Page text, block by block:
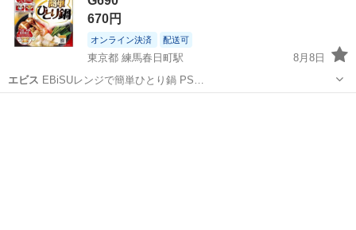
670円
オンライン決済 配送可
東京都 練馬春日町駅
8月8日
エビス EBiSUレンジで簡単ひとり鍋 PS…